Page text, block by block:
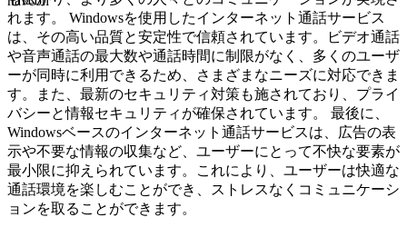
れます。 Windowsを使用したインターネット通話サービス
は、その高い品質と安定性で信頼されています。ビデオ通話
や音声通話の最大数や通話時間に制限がなく、多くのユーザ
ーが同時に利用できるため、さまざまなニーズに対応できま
す。また、最新のセキュリティ対策も施されており、プライ
バシーと情報セキュリティが確保されています。 最後に、
Windowsベースのインターネット通話サービスは、広告の表
示や不要な情報の収集など、ユーザーにとって不快な要素が
最小限に抑えられています。これにより、ユーザーは快適な
通話環境を楽しむことができ、ストレスなくコミュニケーシ
ョンを取ることができます。